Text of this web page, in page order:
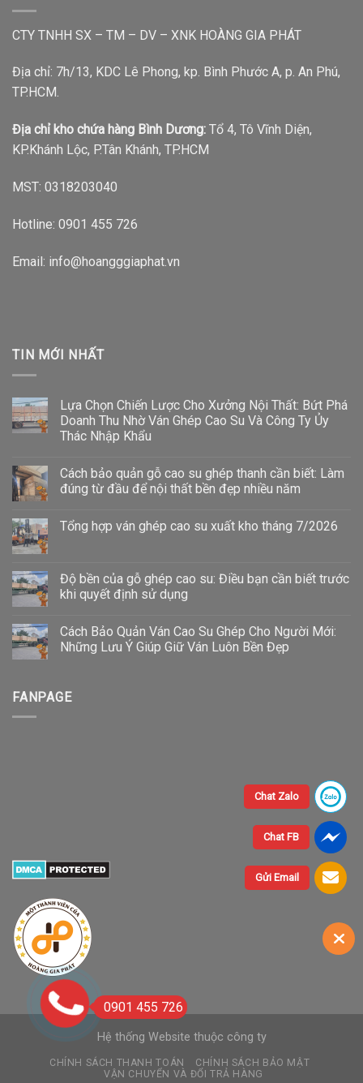
CTY TNHH SX – TM – DV – XNK HOÀNG GIA PHÁT
Địa chỉ: 7h/13, KDC Lê Phong, kp. Bình Phước A, p. An Phú,
TP.HCM.
Địa chỉ kho chứa hàng Bình Dương: Tổ 4, Tô Vĩnh Diện,
KP.Khánh Lộc, P.Tân Khánh, TP.HCM
MST: 0318203040
Hotline: 0901 455 726
Email: info@hoangggiaphat.vn
TIN MỚI NHẤT
Lựa Chọn Chiến Lược Cho Xưởng Nội Thất: Bứt Phá
Doanh Thu Nhờ Ván Ghép Cao Su Và Công Ty Ủy
Thác Nhập Khẩu
Cách bảo quản gỗ cao su ghép thanh cần biết: Làm
đúng từ đầu để nội thất bền đẹp nhiều năm
Tổng hợp ván ghép cao su xuất kho tháng 7/2026
Độ bền của gỗ ghép cao su: Điều bạn cần biết trước
khi quyết định sử dụng
Cách Bảo Quản Ván Cao Su Ghép Cho Người Mới:
Những Lưu Ý Giúp Giữ Ván Luôn Bền Đẹp
FANPAGE
Hệ thống Website thuộc công ty
CHÍNH SÁCH THANH TOÁN
CHÍNH SÁCH BẢO MẬT
VẬN CHUYỂN VÀ ĐỔI TRẢ HÀNG
0901 455 726
Chat Zalo
Chat FB
Gửi Email